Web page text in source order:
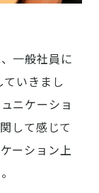
一般社員に
いきまし
ニケーショ
して感じて
ーション上